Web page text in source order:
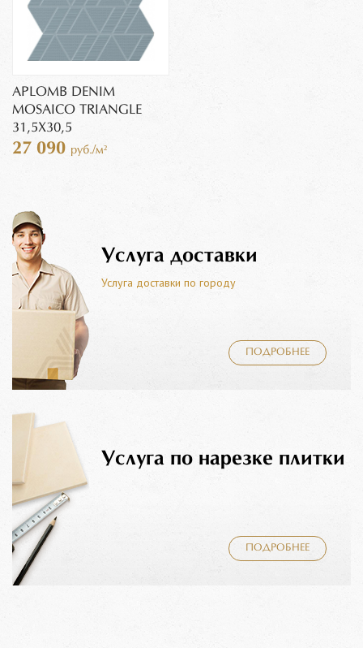
APLOMB DENIM
MOSAICO TRIANGLE
31,5X30,5
27 090 руб./м²
Услуга доставки
Услуга доставки по городу
ПОДРОБНЕЕ
Услуга по нарезке плитки
ПОДРОБНЕЕ